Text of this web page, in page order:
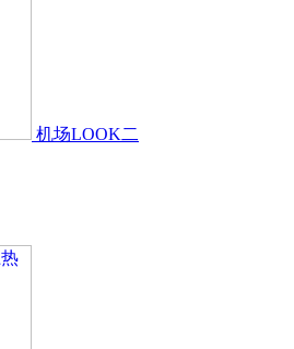
机场LOOK二